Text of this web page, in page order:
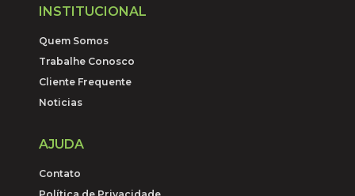
INSTITUCIONAL
Quem Somos
Trabalhe Conosco
Cliente Frequente
Noticias
AJUDA
Contato